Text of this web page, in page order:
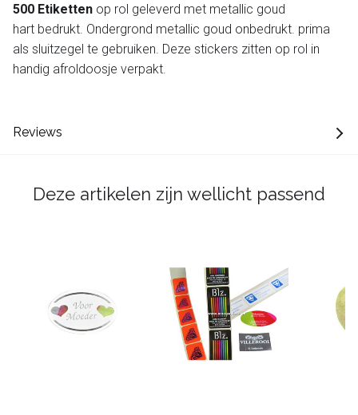
500 Etiketten op rol geleverd met metallic goud
hart bedrukt. Ondergrond metallic goud onbedrukt. prima
als sluitzegel te gebruiken. Deze stickers zitten op rol in
handig afroldoosje verpakt.
Reviews
Deze artikelen zijn wellicht passend